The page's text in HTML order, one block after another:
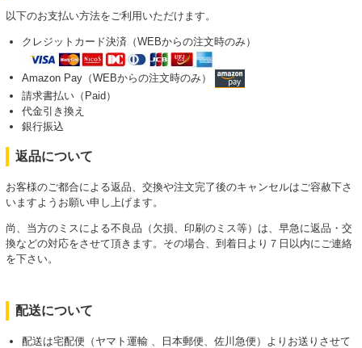
以下のお支払い方法をご利用いただけます。
クレジットカード決済（WEBからの注文時のみ）
Amazon Pay（WEBからの注文時のみ）
請求書払い（Paid）
代金引き換え
銀行振込
返品について
お客様のご都合による返品、交換や注文完了後のキャンセルはご容赦下さ
いますようお願い申し上げます。
尚、当方のミスによる不良品（欠損、印刷のミス等）は、早急に返品・交
換などの対応をさせて頂きます。その場合、到着日より７日以内にご連絡
を下さい。
配送について
配送は宅配便（ヤマト運輸 、日本郵便、佐川急便）よりお送りさせて